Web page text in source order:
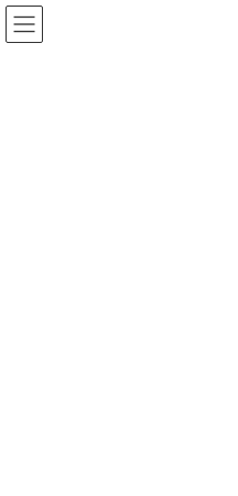
コ
ン
テ
ナ
ビ
ゲ